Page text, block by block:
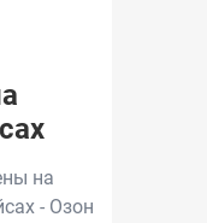
на
- Озон